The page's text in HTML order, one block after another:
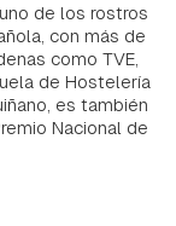
de los rostros
con más de
como TVE,
de Hostelería
es también
Nacional de